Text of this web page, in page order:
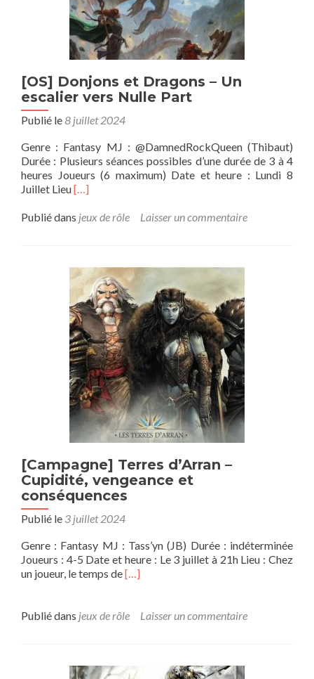
[OS] Donjons et Dragons – Un
escalier vers Nulle Part
Publié le8 juillet 2024
Genre : Fantasy MJ : @DamnedRockQueen (Thibaut)
Durée : Plusieurs séances possibles d’une durée de 3 à 4
heures Joueurs (6 maximum) Date et heure : Lundi 8
Juillet LieuEn
plus
Dragons
–
Un
escalier
vers
Nulle
Part
[…]
Publié dans jeux de rôle Laisser un commentaire
[Campagne] Terres d’Arran –
Cupidité, vengeance et
conséquences
Publié le 3 juillet 2024
Genre : Fantasy MJ : Tass’yn (JB) Durée : indéterminée
Joueurs : 4-5 Date et heure : Le 3 juillet à 21h Lieu : Chez
un joueur, le temps deEn
sur[Campagne]
Cupidité,
[…]
Publié dans jeux de rôle Laisser un commentaire